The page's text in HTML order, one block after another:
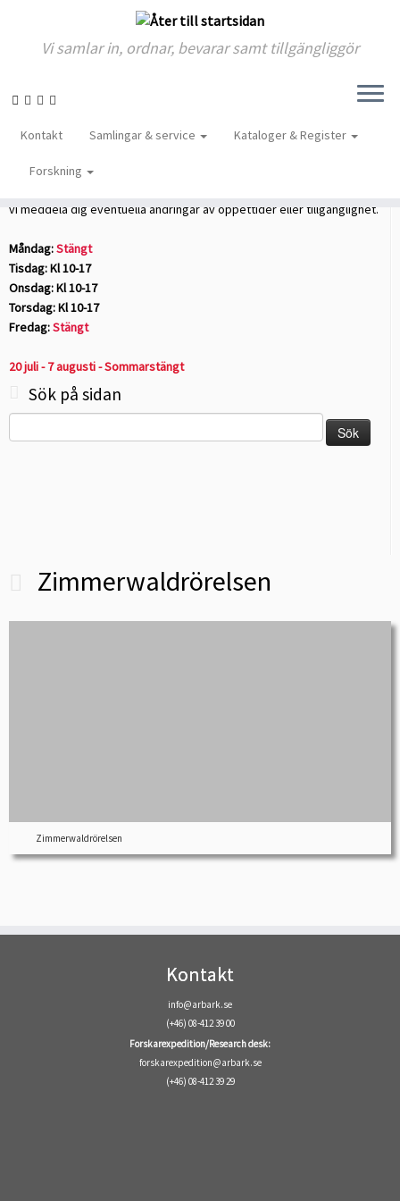
Skip
content
Vi samlar in, ordnar, bevarar samt tillgängliggör
Kontakt Samlingar & service Kataloger & Register
Forskning
Öppettider
vi meddela dig eventuella ändringar av öppettider eller tillgänglighet.
Måndag:Stängt
Tisdag: Kl 10-17
Onsdag: Kl 10-17
Torsdag: Kl 10-17
Fredag:Stängt
20 juli - 7 augusti - Sommarstängt
Sök på sidan
efter:
Zimmerwaldrörelsen
Zimmerwaldrörelsen
Kontakt
info@arbark.se
(+46) 08-412 39 00
Forskarexpedition/Research desk:
forskarexpedition@arbark.se
(+46) 08-412 39 29